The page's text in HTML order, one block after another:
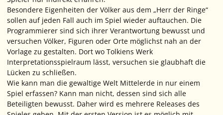
Besondere Eigenheiten der Völker aus dem „Herr der Ringe“
sollen auf jeden Fall auch im Spiel wieder auftauchen. Die
Programmierer sind sich ihrer Verantwortung bewusst und
versuchen Völker, Figuren oder Orte möglichst nah an der
Vorlage zu gestalten. Dort wo Tolkiens Werk
Interpretationsspielraum lässt, versuchen sie glaubhaft die
Lücken zu schließen.
Wie kann man die gewaltige Welt Mittelerde in nur einem
Spiel erfassen? Kann man nicht, dessen sind sich alle
Beteiligten bewusst. Daher wird es mehrere Releases des